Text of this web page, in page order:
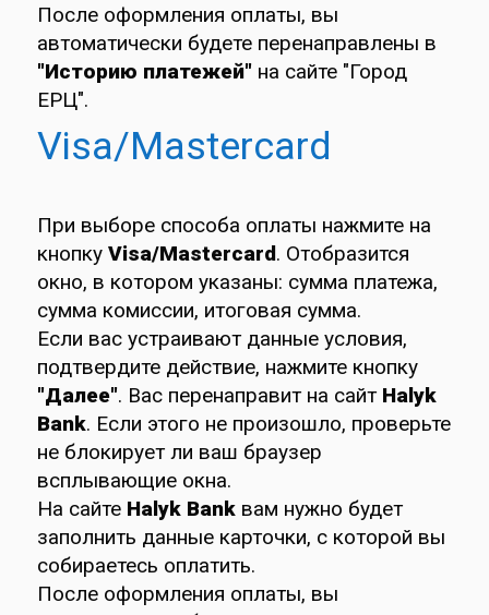
После оформления оплаты, вы
автоматически будете перенаправлены в
"Историю платежей" на сайте "Город
ЕРЦ".
Visa/Mastercard
При выборе способа оплаты нажмите на
кнопкуVisa/Mastercard. Отобразится
окно, в котором указаны: сумма платежа,
сумма комиссии, итоговая сумма.
Если вас устраивают данные условия,
подтвердите действие, нажмите кнопку
"Далее". Вас перенаправит на сайт Halyk
Bank. Если этого не произошло, проверьте
не блокирует ли ваш браузер
всплывающие окна.
На сайте Halyk Bank вам нужно будет
заполнить данные карточки, с которой вы
собираетесь оплатить.
После оформления оплаты, вы